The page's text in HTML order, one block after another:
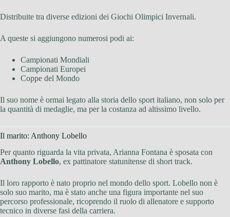
Distribuite tra diverse edizioni dei Giochi Olimpici Invernali.
A queste si aggiungono numerosi podi ai:
Campionati Mondiali
Campionati Europei
Coppe del Mondo
Il suo nome è ormai legato alla storia dello sport italiano, non solo per
la quantità di medaglie, ma per la costanza ad altissimo livello.
Il marito: Anthony Lobello
Per quanto riguarda la vita privata, Arianna Fontana è sposata con
Anthony Lobello, ex pattinatore statunitense di short track.
Il loro rapporto è nato proprio nel mondo dello sport. Lobello non è
solo suo marito, ma è stato anche una figura importante nel suo
percorso professionale, ricoprendo il ruolo di allenatore e supporto
tecnico in diverse fasi della carriera.